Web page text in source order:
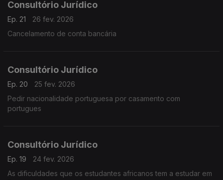
Consultório Jurídico
Ep. 21
26 fev. 2026
Cancelamento de conta bancária
Consultório Jurídico
Ep. 20
25 fev. 2026
Pedir nacionalidade portuguesa por casamento com
portugues
Consultório Jurídico
Ep. 19
24 fev. 2026
As dificuldades que os estudantes africanos tem a estudar em